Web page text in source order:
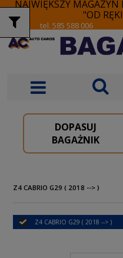
NAJWIĘKSZY
"OD
tel. 585 588 006
DOPASUJ
BAGAŻNIK
Z4 CABRIO G29 ( 2018 --> )
Z4 CABRIO G29 ( 2018 --> )